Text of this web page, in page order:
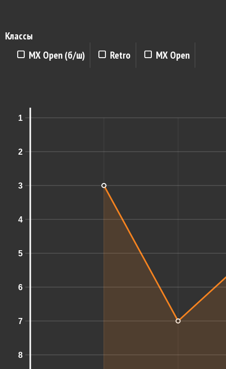
Классы
MX Open (б/ш)
Retro MX Open
1
2
3
4
5
6
7
8